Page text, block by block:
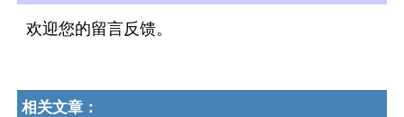
欢迎您的留言反馈。
相关文章：